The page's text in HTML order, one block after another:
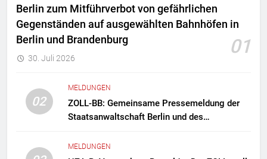
Berlin zum Mitführverbot von gefährlichen
Gegenständen auf ausgewählten Bahnhöfen in
Berlin und Brandenburg
01
30. Juli 2026
02
MELDUNGEN
ZOLL-BB: Gemeinsame Pressemeldung der
Staatsanwaltschaft Berlin und des
Zollfahndung hebt mutmaßliches
MELDUNGEN